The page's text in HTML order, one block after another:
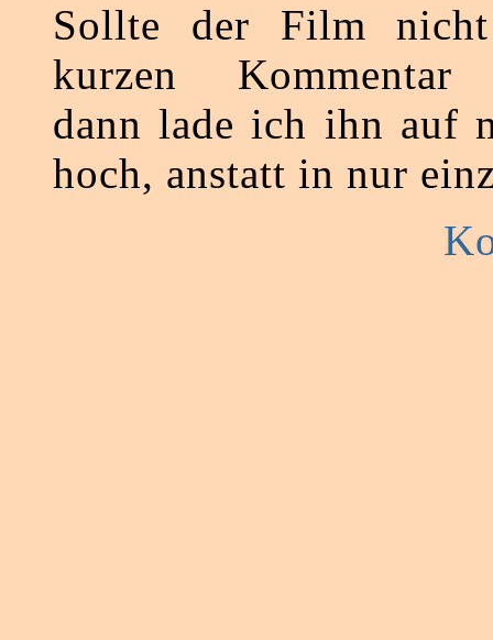
Sollte der Film
kurzen Kommentar
dann lade ich ihn auf
hoch, anstatt in nur